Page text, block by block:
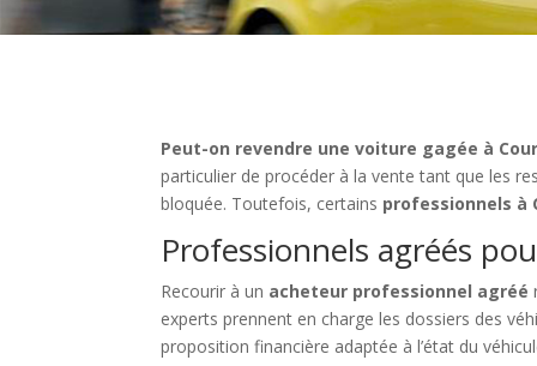
Peut-on revendre une voiture gagée à
particulier de procéder à la vente tant que les
bloquée. Toutefois, certains professionnels à
Professionnels agréés
Recourir à un acheteur professionnel agréé
experts prennent en charge les dossiers des
proposition financière adaptée à l’état du